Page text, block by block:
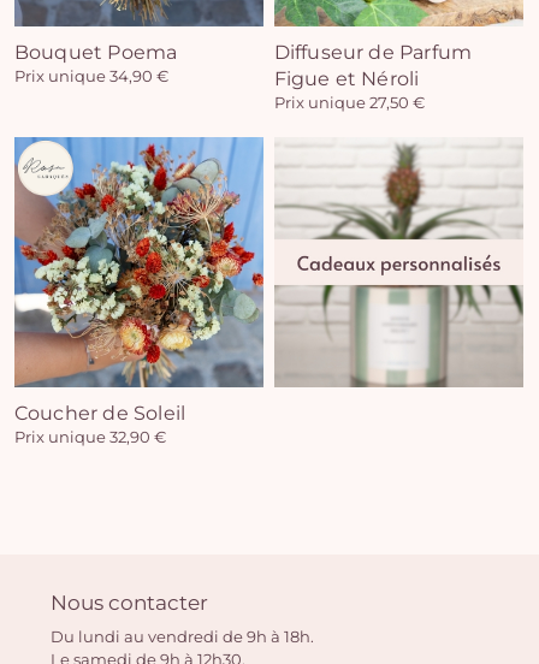
Bouquet Poema
Prix unique 34,90 €
Diffuseur de Parfum
Figue et Néroli
Prix unique 27,50 €
Coucher de Soleil
Prix unique 32,90 €
Nous contacter
Du lundi au vendredi de 9h à 18h.
Le samedi de 9h à 12h30.